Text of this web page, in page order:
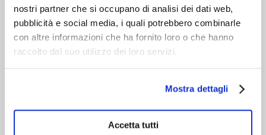
nostri partner che si occupano di analisi dei dati web,
pubblicità e social media, i quali potrebbero combinarle
con altre informazioni che ha fornito loro o che hanno
raccolto dal suo utilizzo dei loro servizi.
Mostra dettagli
Accetta tutti